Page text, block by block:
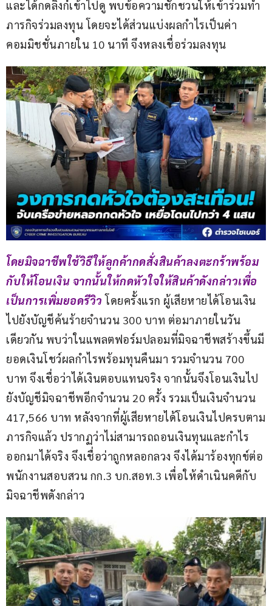
และได้กดลิงก์เข้าไปดู พบข้อความชักชวนให้เข้าร่วมทำ
ภารกิจร่วมลงทุน โดยจะได้ส่วนแบ่งผลกำไรเป็นค่า
คอมมิชชั่นภายใน 10 นาที จึงหลงเชื่อร่วมลงทุน
โดยมิจฉาชีพใช้วิธีให้ลูกค้ากดสั่งสินค้าลงตะกร้าพร้อม
กับให้โอนเงิน จากนั้นให้กดหัวใจให้สินค้าดังกล่าวเพื่อ
เป็นการเพิ่มยอดรีวิว โดยครั้งแรก ผู้เสียหายได้โอนเงิน
ไปยังบัญชีค้นร้ายจำนวน 300 บาท ต่อมาภายในวัน
เดียวกัน พบว่าในแพลตฟอร์มปลอมที่มิจฉาชีพสร้างขึ้นมี
ยอดเงินโชว์ผลกำไรพร้อมทุนคืนมา รวมจำนวน 700
บาท จึงเชื่อว่าได้เงินตอบแทนจริง จากนั้นจึงโอนเงินไป
ยังบัญชีมิจฉาชีพอีกจำนวน 20 ครั้ง รวมเป็นเงินจำนวน
417,566 บาท หลังจากที่ผู้เสียหายได้โอนเงินไปครบตาม
ภารกิจแล้ว ปรากฏว่าไม่สามารถถอนเงินทุนและกำไร
ออกมาได้จริง จึงเชื่อว่าถูกหลอกลวง จึงได้มาร้องทุกข์ต่อ
พนักงานสอบสวน กก.3 บก.สอท.3 เพื่อให้ดำเนินคดีกับ
มิจฉาชีพดังกล่าว